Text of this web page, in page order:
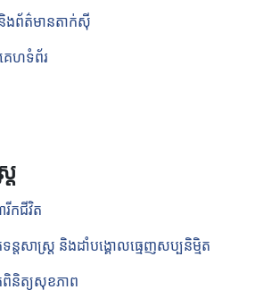
ព័ត៌មានតាក់ស៊ី
ហទំព័រ
ត
កជីវិត
ន្តសាស្រ្ត និងដាំបង្គោលធ្មេញសប្បនិមិ្មត
ពិនិត្យសុខភាព